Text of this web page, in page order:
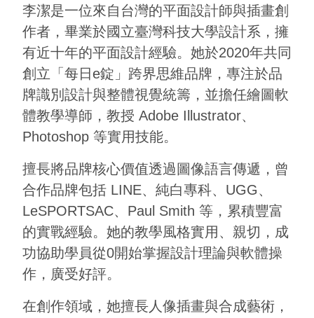
李潔是一位來自台灣的平面設計師與插畫創
作者，畢業於國立臺灣科技大學設計系，擁
有近十年的平面設計經驗。她於2020年共同
創立「每日e錠」跨界思維品牌，專注於品
牌識別設計與整體視覺統籌，並擔任繪圖軟
體教學導師，教授 Adobe Illustrator、
Photoshop 等實用技能。
擅長將品牌核心價值透過圖像語言傳遞，曾
合作品牌包括 LINE、純白專科、UGG、
LeSPORTSAC、Paul Smith 等，累積豐富
的實戰經驗。她的教學風格實用、親切，成
功協助學員從0開始掌握設計理論與軟體操
作，廣受好評。
在創作領域，她擅長人像插畫與合成藝術，